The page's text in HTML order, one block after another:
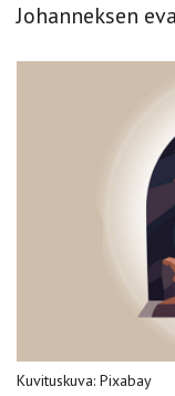
Johanneksen
Kuvituskuva: Pixabay